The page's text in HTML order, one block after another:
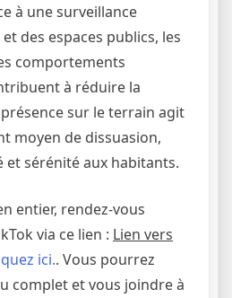
à une surveillance
des espaces publics, les
comportements
à réduire la
sur le terrain agit
moyen de dissuasion,
sérénité aux habitants.
entier, rendez-vous
via ce lien : Lien vers
ici.. Vous pourrez
complet et vous joindre à